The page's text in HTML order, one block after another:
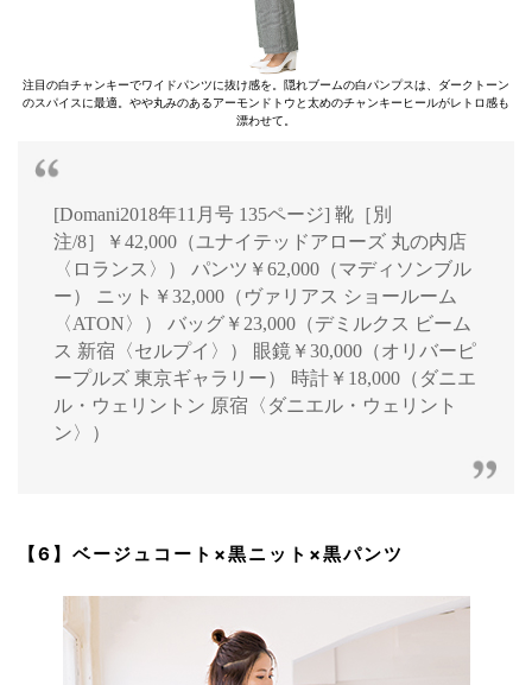
注目の白チャンキーでワイドパンツに抜け感を。隠れブームの白パンプスは、ダークトーン
のスパイスに最適。やや丸みのあるアーモンドトウと太めのチャンキーヒールがレトロ感も
漂わせて。
[Domani2018年11月号 135ページ] 靴［別
注/8］￥42,000（ユナイテッドアローズ 丸の内店
〈ロランス〉） パンツ￥62,000（マディソンブル
ー） ニット￥32,000（ヴァリアス ショールーム
〈ATON〉） バッグ￥23,000（デミルクス ビーム
ス 新宿〈セルプイ〉） 眼鏡￥30,000（オリバーピ
ープルズ 東京ギャラリー） 時計￥18,000（ダニエ
ル・ウェリントン 原宿〈ダニエル・ウェリント
ン〉）
【6】ベージュコート×黒ニット×黒パンツ